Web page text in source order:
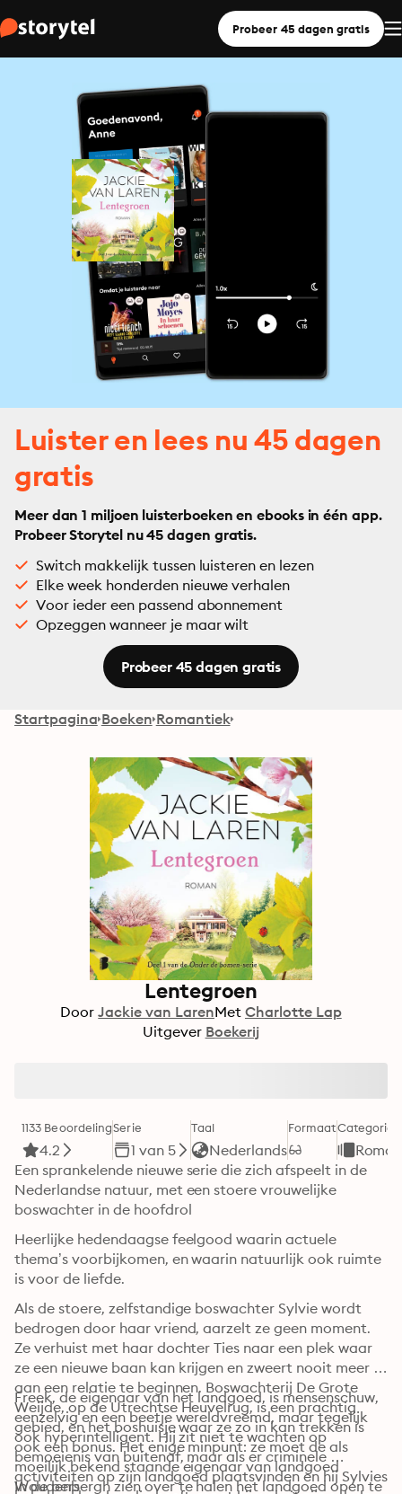
Probeer 45 dagen gratis
Luister en lees nu 45 dagen
gratis
Meer dan 1 miljoen luisterboeken en ebooks in één app.
Probeer Storytel nu 45 dagen gratis.
Switch makkelijk tussen luisteren en lezen
Elke week honderden nieuwe verhalen
Voor ieder een passend abonnement
Opzeggen wanneer je maar wilt
Probeer 45 dagen gratis
Startpagina Boeken Romantiek
Lentegroen
Door Jackie van LarenMet Charlotte Lap
Uitgever Boekerij
1133 Beoordeling
4.2
Serie
1 van 5
Taal
Nederlands
FormaatCategorie
Een sprankelende nieuwe serie die zich afspeelt in de
Nederlandse natuur, met een stoere vrouwelijke
boswachter in de hoofdrol
Heerlijke hedendaagse feelgood waarin actuele
thema’s voorbijkomen, en waarin natuurlijk ook ruimte
is voor de liefde.
Als de stoere, zelfstandige boswachter Sylvie wordt
bedrogen door haar vriend, aarzelt ze geen moment.
Ze verhuist met haar dochter Ties naar een plek waar
ze een nieuwe baan kan krijgen en zweert nooit meer
aan een relatie te beginnen. Boswachterij De Grote
Weijde, op de Utrechtse Heuvelrug, is een prachtig
gebied, en het boshuisje waar ze zo in kan trekken is
ook een bonus. Het enige minpunt: ze moet de als
moeilijk bekend staande eigenaar van landgoed
Woudenbergh zien over te halen het landgoed open te
Freek, de eigenaar van het landgoed, is mensenschuw,
eenzelvig en een beetje wereldvreemd, maar tegelijk
ook hyperintelligent. Hij zit niet te wachten op
bemoeienis van buitenaf, maar als er criminele
activiteiten op zijn landgoed plaatsvinden en hij Sylvies
In de pers